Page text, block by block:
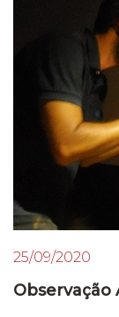
25/09/2020